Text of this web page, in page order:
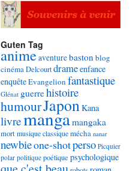
Guten Tag
animeaventurebaston blog
cinémaDelcourtdrameenfance
enquêteEvangelion fantastique
Glénat guerrehistoire
humourJapon Kana
livremangamangaka
mortmusique classiquemécha nanar
newbieone-shotperso Picquier
polar politique poétique psychologique